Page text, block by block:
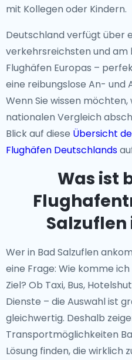
mit Kollegen oder Kindern.
Deutschland verfügt über
verkehrsreichsten und
Flughäfen Europas –
eine reibungslose An- und
Wenn Sie wissen möchten,
nationalen Vergleich
Blick auf diese Übersicht
Flughäfen Deutschlands
Was ist
Wer in Bad Salzuflen
eine Frage: Wie komme
Ziel? Ob Taxi, Bus,
Dienste – die Auswahl ist
gleichwertig. Deshalb
Transportmöglichkeiten
Lösung finden, die wirklich